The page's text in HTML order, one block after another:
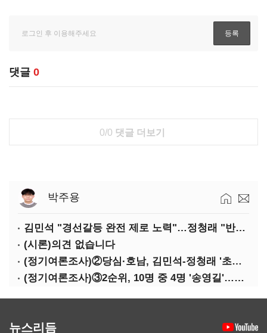
댓글 0
0/0 댓글 더보기
박주용
김민석 "경선갈등 완전 제로 노력"…정청래 "반명 공세 사과부터"
(시론)의견 없습니다
(정기여론조사)②당심·호남, 김민석-정청래 '초접전'
(정기여론조사)③2순위, 10명 중 4명 '송영길'…정청래 '한 자릿수'
뉴스리듬